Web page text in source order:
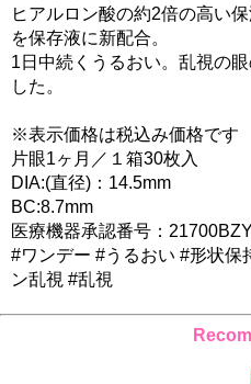
ヒアルロン酸の約2倍の高い
を保存液に新配合。
1日中続くうるおい。乱視の
した。
※表示価格は税込み価格です
片眼1ヶ月／１箱30枚入
DIA:(直径)：14.5mm
BC:8.7mm
医療機器承認番号：
#ワンデー #うるおい #形状保
ン乱視 #乱視